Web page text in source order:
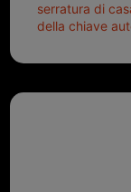
serratura di
della chiave
meglio